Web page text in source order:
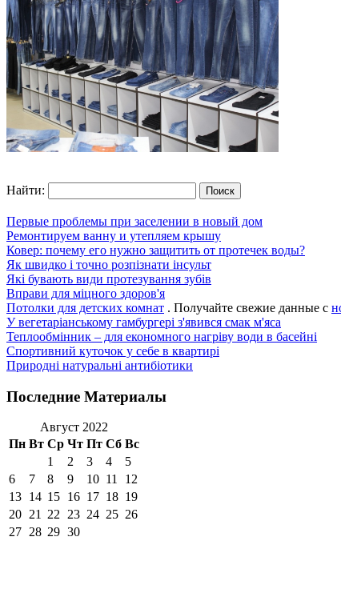
Найти:
Первые проблемы при заселении в новый дом
Ремонтируем ванну и утепляем крышу
Ковер: почему его нужно защитить от протечек воды?
Як швидко і точно розпізнати інсульт
Які бувають види протезування зубів
Вправи для міцного здоров'я
Потолки для детских комнат . Получайте свежие данные с
У вегетаріанському гамбургері з'явився смак м'яса
Теплообмінник – для економного нагріву води в басейні
Спортивний куточок у себе в квартирі
Природні натуральні антибіотики
Последние Материалы
Август 2022
Пн Вт Ср Чт Пт Сб Вс
1
2 3 4
5
6
7 8 9 10 11
12
13 14 15 16 17 18 19
20 21 22 23 24 25 26
27 28 29 30